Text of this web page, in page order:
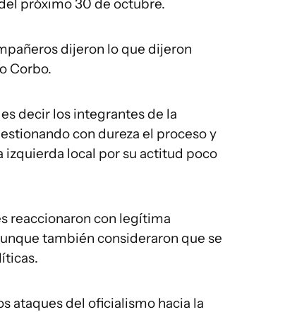
próximo 30 de octubre.
dijeron lo que dijeron
Corbo.
decir los integrantes de la
con dureza el proceso y
izquierda local por su actitud poco
reaccionaron con legítima
también consideraron que se
ataques del oficialismo hacia la